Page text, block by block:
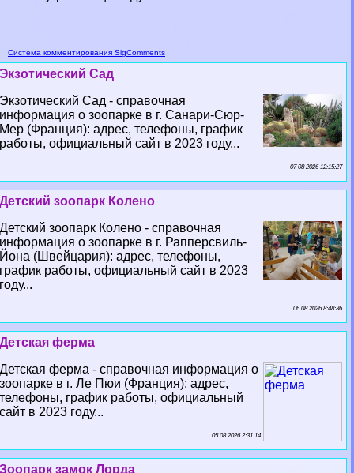
Система комментирования SigComments
Экзотический Сад
Экзотический Сад - справочная
информация о зоопарке в г. Санари-Сюр-
Мер (Франция): адрес, телефоны, график
работы, официальный сайт в 2023 году...
07 08 2026 12:15:27
Детский зоопарк Колено
Детский зоопарк Колено - справочная
информация о зоопарке в г. Рапперсвиль-
Йона (Швейцария): адрес, телефоны,
график работы, официальный сайт в 2023
году...
06 08 2026 8:48:36
Детская ферма
Детская ферма - справочная информация о
зоопарке в г. Ле Пюи (Франция): адрес,
телефоны, график работы, официальный
сайт в 2023 году...
05 08 2026 2:31:14
Зоопарк замок Лорда